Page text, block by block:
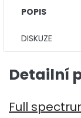
POPIS
DISKUZE
Detailní
Full